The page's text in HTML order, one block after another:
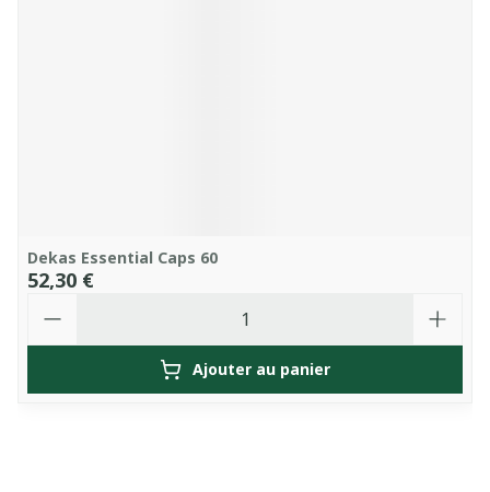
Dekas Essential Caps 60
52,30 €
Ajouter au panier